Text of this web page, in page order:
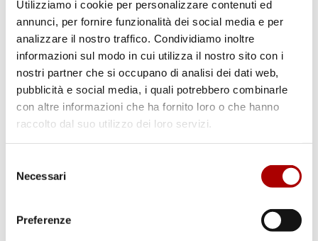
Utilizziamo i cookie per personalizzare contenuti ed
annunci, per fornire funzionalità dei social media e per
analizzare il nostro traffico. Condividiamo inoltre
informazioni sul modo in cui utilizza il nostro sito con i
nostri partner che si occupano di analisi dei dati web,
pubblicità e social media, i quali potrebbero combinarle
con altre informazioni che ha fornito loro o che hanno
raccolto dal suo utilizzo dei loro servizi.
delNecessari
Preferenze